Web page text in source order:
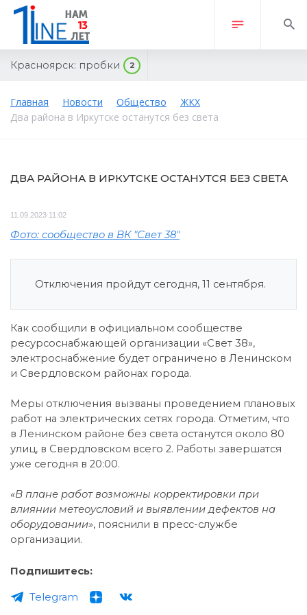
Красноярск: пробки 2
Главная Новости Общество
ЖКХ
Два района в Иркутске останутся без света
ДВА РАЙОНА В ИРКУТСКЕ ОСТАНУТСЯ БЕЗ СВЕТА
11.09.2023 11:02
Фото: сообщество в ВК "Свет 38"
Отключения пройдут сегодня, 11 сентября.
Как сообщили в официальном сообществе
ресурсоснабжающей организации «Свет 38»,
электроснабжение будет ограничено в Ленинском
и Свердловском районах города.
Меры отключения вызваны проведением плановых
работ на электрических сетях города. Отметим, что
в Ленинском районе без света останутся около 80
улиц, в Свердловском всего 2. Работы завершатся
уже сегодня в 20:00.
«В плане работ возможны корректировки при
влиянии метеоусловий и выявлении дефектов на
оборудовании», пояснили в пресс-службе
организации.
Подпишитесь:
Telegram